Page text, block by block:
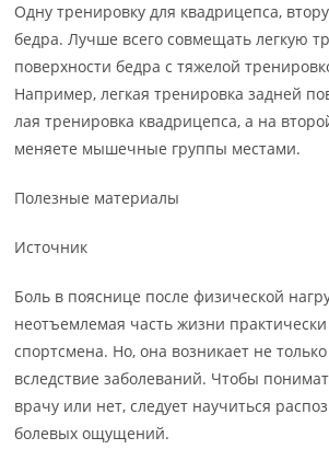
Одну тренировку для ква­дри­цеп­са,
бедра. Лучше всего совмещать легкую
по­верх­нос­ти бед­ра с тя­же­лой
Например, легкая тренировка зад­ней
лая тренировка квадрицепса, а на
меняете мы­шеч­ные груп­пы мес­та­ми.
Полезные материалы
Источник
Боль в пояснице после физической
неотъемлемая часть жизни практически
спортсмена. Но, она возникает не
вследствие заболеваний. Чтобы
врачу или нет, следует научиться
болевых ощущений.